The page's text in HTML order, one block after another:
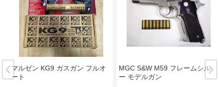
マルゼン KG9 ガスガン フルオ
ート
MGC S&W M59 フレームシルバ
ー モデルガン